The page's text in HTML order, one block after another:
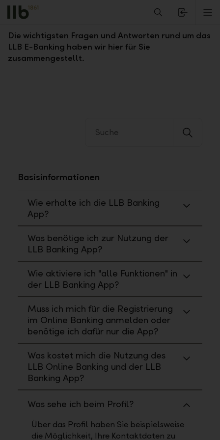
Alerts.Headline
Fragen und Antworten zum LLB E-Banking
Die wichtigsten Fragen und Antworten rund um das
LLB E-Banking haben wir hier für Sie
zusammengestellt.
Basisinformationen
Wie erhalte ich die LLB Banking
App?
Was benötige ich zur Nutzung der
LLB Banking App?
Wie aktiviere ich "alle Funktionen" in
der LLB Banking App?
Muss ich mich für die Registrierung
im Online Banking anmelden oder
benötige ich dafür nur die App?
Was kostet mich die Nutzung des
LLB Online Banking und der LLB
Banking App?
Was sehe ich beim Profil?
Über das Profil haben Sie beispielsweise
die Möglichkeit, Ihre Kontaktdaten zu